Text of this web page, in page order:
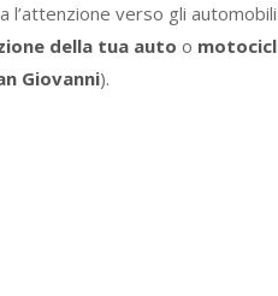
l’attenzione verso gli
della tua auto o
Giovanni).